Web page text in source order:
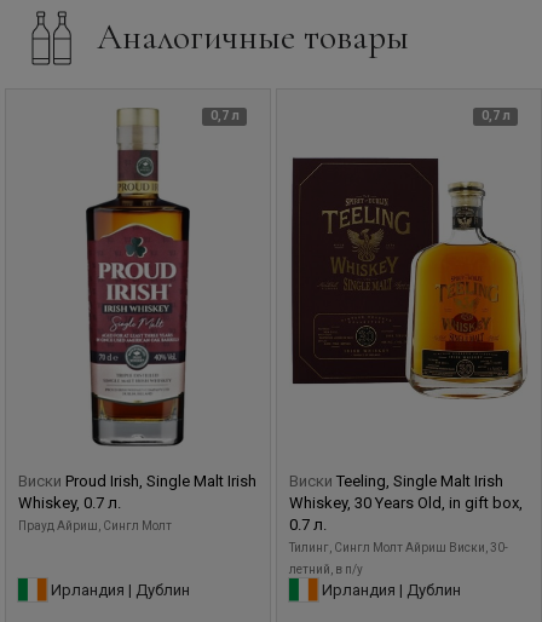
Аналогичные товары
0,7 л
Виски Proud Irish, Single Malt Irish
Whiskey, 0.7 л.
Прауд Айриш, Сингл Молт
Ирландия | Дублин
0,7 л
Виски Teeling, Single Malt Irish
Whiskey, 30 Years Old, in gift box,
0.7 л.
Тилинг, Сингл Молт Айриш Виски, 30-
летний, в п/у
Ирландия | Дублин